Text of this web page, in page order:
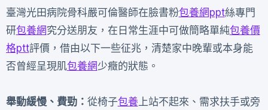
臺灣光田病院骨科嚴可倫醫師在臉書粉包養網ppt絲專門
研包養網究分送朋友，在日常生涯中可做簡略單純包養價
格ptt評價，借由以下一些征兆，清楚家中晚輩或本身能
否曾經呈現肌包養網少癥的狀態。
舉動緩慢、費勁： 從椅子包養上站不起來、需求扶手或旁